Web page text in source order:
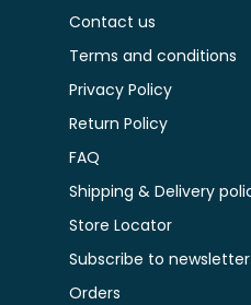
Contact us
Terms and conditions
Privacy Policy
Return Policy
FAQ
Shipping & Delivery
Store Locator
Subscribe to newsletter
Orders